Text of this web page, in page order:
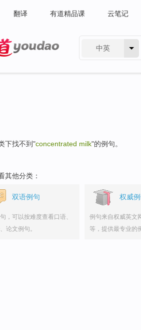
翻译 有道精品课 云笔记
中英
下找不到"concentrated milk"的例句。
其他分类：
双语例句
，可以按难度查看口语、
论文例句。
权威
例句来自权威英文
等，提供最专业的